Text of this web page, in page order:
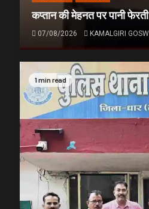
कप्तान की मेहनत पर पानी
07/08/2026 KAMALGIRI
1 min read